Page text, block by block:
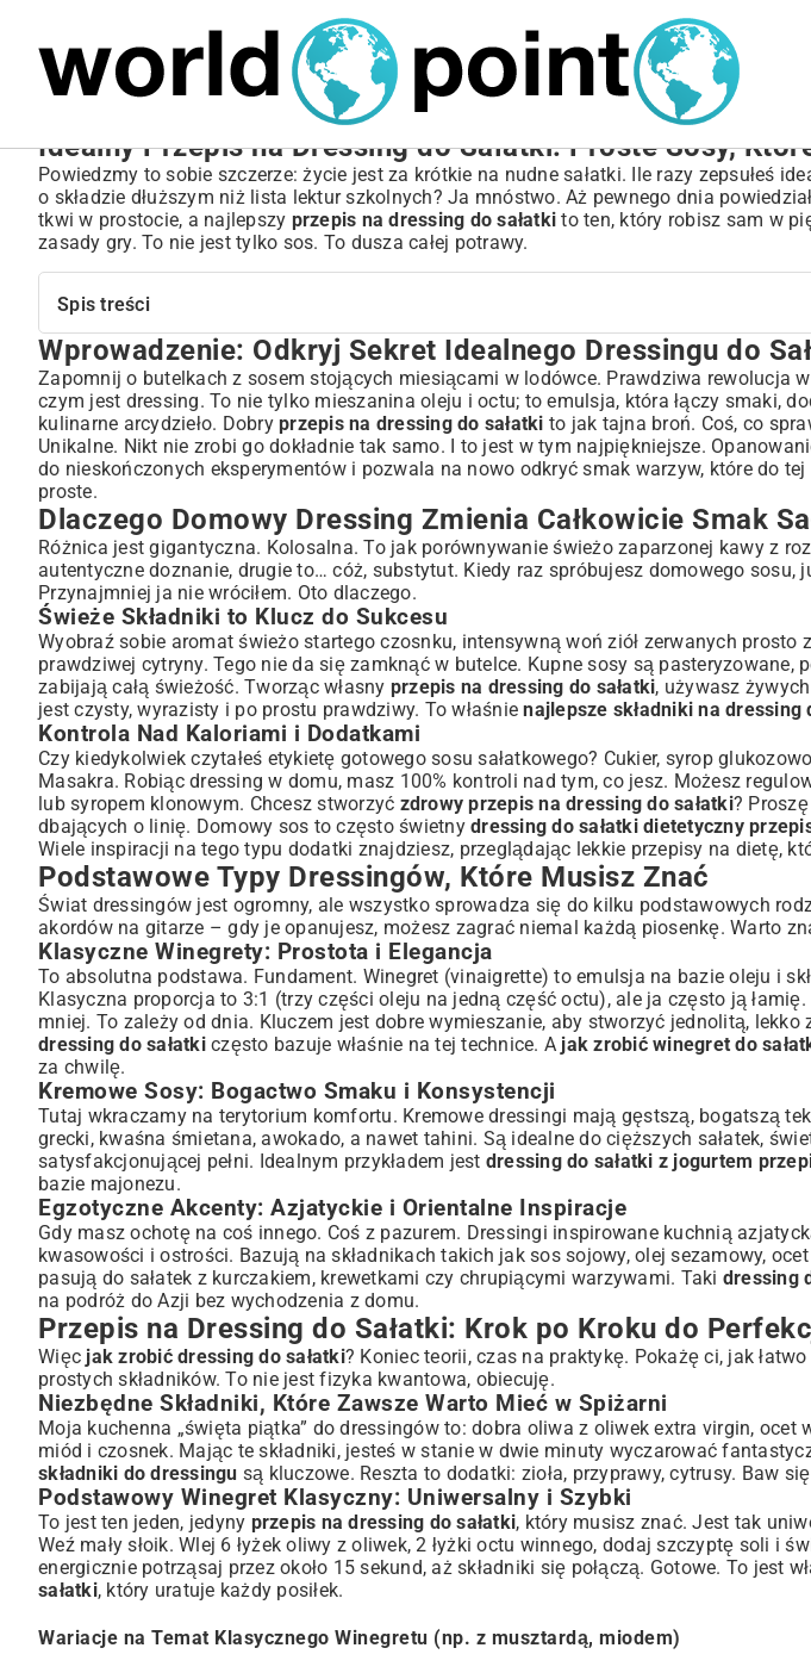
Idealny Przepis na Dressing do Sałatki: Proste Sosy,
Powiedzmy to sobie szczerze: życie jest za krótkie na nudne sałatki. Ile razy zepsułeś
o składzie dłuższym niż lista lektur szkolnych? Ja mnóstwo. Aż pewnego dnia
tkwi w prostocie, a najlepszy przepis na dressing do sałatki to ten, który robisz sam w
zasady gry. To nie jest tylko sos. To dusza całej potrawy.
Spis treści
Wprowadzenie: Odkryj Sekret Idealnego Dressingu do Sałatki
Dlaczego Domowy Dressing Zmienia Całkowicie Smak Sałatki?
Świeże Składniki to Klucz do Sukcesu
Kontrola Nad Kaloriami i Dodatkami
Podstawowe Typy Dressingów, Które Musisz Znać
Klasyczne Winegrety: Prostota i Elegancja
Kremowe Sosy: Bogactwo Smaku i Konsystencji
Egzotyczne Akcenty: Azjatyckie i Orientalne Inspiracje
Przepis na Dressing do Sałatki: Krok po Kroku do Perfekcji
Niezbędne Składniki, Które Zawsze Warto Mieć w Spiżarni
Podstawowy Winegret Klasyczny: Uniwersalny i Szybki
Kremowy Dressing Jogurtowy z Ziołami: Lekki i Orzeźwiający
Słodko-Kwaśny Dressing Miodowo-Musztardowy: Idealny do Drobiu
Jak Dobierać Dressing do Rodzaju Sałatki?
Dressingi do Sałatek Zielonych i Warzywnych
Sosy Idealne do Sałatek Ziemniaczanych i Makaronowych
Dressingi do Sałatek Owocowych i Deserowych
Porady Eksperta: Czego Unikać i Jak Przechowywać Dressing?
Najczęstsze Błędy Przy Przygotowywaniu Dressingów
Jak Długo Można Przechowywać Domowe Dressingi?
Podsumowanie: Twoja Sałatka Już Nigdy Nie Będzie Nudna!
Wprowadzenie: Odkryj Sekret Idealnego Dressingu do
Zapomnij o butelkach z sosem stojących miesiącami w lodówce. Prawdziwa rewolucja
czym jest dressing. To nie tylko mieszanina oleju i octu; to emulsja, która łączy smaki,
kulinarne arcydzieło. Dobry przepis na dressing do sałatki to jak tajna broń. Coś, co
Unikalne. Nikt nie zrobi go dokładnie tak samo. I to jest w tym najpiękniejsze.
do nieskończonych eksperymentów i pozwala na nowo odkryć smak warzyw, które do
proste.
Dlaczego Domowy Dressing Zmienia Całkowicie Smak
Różnica jest gigantyczna. Kolosalna. To jak porównywanie świeżo zaparzonej kawy z
autentyczne doznanie, drugie to… cóż, substytut. Kiedy raz spróbujesz domowego sosu,
Przynajmniej ja nie wróciłem. Oto dlaczego.
Świeże Składniki to Klucz do Sukcesu
Wyobraź sobie aromat świeżo startego czosnku, intensywną woń ziół zerwanych
prawdziwej cytryny. Tego nie da się zamknąć w butelce. Kupne sosy są pasteryzowane,
zabijają całą świeżość. Tworząc własny przepis na dressing do sałatki, używasz
jest czysty, wyrazisty i po prostu prawdziwy. To właśnienajlepsze składniki na dressing
Kontrola Nad Kaloriami i Dodatkami
Czy kiedykolwiek czytałeś etykietę gotowego sosu sałatkowego? Cukier, syrop
Masakra. Robiąc dressing w domu, masz 100% kontroli nad tym, co jesz. Możesz
lub syropem klonowym. Chcesz stworzyć zdrowy przepis na dressing do sałatki?
dbających o linię. Domowy sos to często świetny dressing do sałatki dietetyczny
Wiele inspiracji na tego typu dodatki znajdziesz, przeglądając lekkie przepisy na dietę,
Podstawowe Typy Dressingów, Które Musisz Znać
Świat dressingów jest ogromny, ale wszystko sprowadza się do kilku podstawowych
akordów na gitarze – gdy je opanujesz, możesz zagrać niemal każdą piosenkę. Warto
Klasyczne Winegrety: Prostota i Elegancja
To absolutna podstawa. Fundament. Winegret (vinaigrette) to emulsja na bazie oleju i
Klasyczna proporcja to 3:1 (trzy części oleju na jedną część octu), ale ja często ją
mniej. To zależy od dnia. Kluczem jest dobre wymieszanie, aby stworzyć jednolitą, lekko
dressing do sałatkiczęsto bazuje właśnie na tej technice. A jak zrobić winegret do
za chwilę.
Kremowe Sosy: Bogactwo Smaku i Konsystencji
Tutaj wkraczamy na terytorium komfortu. Kremowe dressingi mają gęstszą, bogatszą
grecki, kwaśna śmietana, awokado, a nawet tahini. Są idealne do cięższych sałatek,
satysfakcjonującej pełni. Idealnym przykładem jest dressing do sałatki z jogurtem
bazie majonezu.
Egzotyczne Akcenty: Azjatyckie i Orientalne Inspiracje
Gdy masz ochotę na coś innego. Coś z pazurem. Dressingi inspirowane kuchnią
kwasowości i ostrości. Bazują na składnikach takich jak sos sojowy, olej sezamowy,
pasują do sałatek z kurczakiem, krewetkami czy chrupiącymi warzywami. Taki dressing
na podróż do Azji bez wychodzenia z domu.
Przepis na Dressing do Sałatki: Krok po Kroku do
Więc jak zrobić dressing do sałatki? Koniec teorii, czas na praktykę. Pokażę ci, jak
prostych składników. To nie jest fizyka kwantowa, obiecuję.
Niezbędne Składniki, Które Zawsze Warto Mieć w Spiżarni
Moja kuchenna „święta piątka” do dressingów to: dobra oliwa z oliwek extra virgin, ocet
miód i czosnek. Mając te składniki, jesteś w stanie w dwie minuty wyczarować
składniki do dressingu są kluczowe. Reszta to dodatki: zioła, przyprawy, cytrusy. Baw
Podstawowy Winegret Klasyczny: Uniwersalny i Szybki
To jest ten jeden, jedyny przepis na dressing do sałatki, który musisz znać. Jest tak
Weź mały słoik. Wlej 6 łyżek oliwy z oliwek, 2 łyżki octu winnego, dodaj szczyptę soli i
energicznie potrząsaj przez około 15 sekund, aż składniki się połączą. Gotowe. To jest
sałatki, który uratuje każdy posiłek.
Wariacje na Temat Klasycznego Winegretu (np. z musztardą, miodem)